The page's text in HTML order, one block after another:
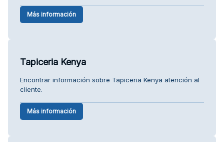
Más información
Tapiceria Kenya
Encontrar información sobre Tapiceria Kenya atención al
cliente.
Más información